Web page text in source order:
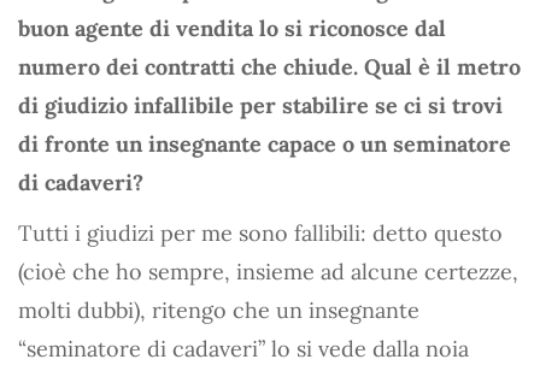
buon agente di vendita lo si riconosce dal
numero dei contratti che chiude. Qual è il metro
di giudizio infallibile per stabilire se ci si trovi
di fronte un insegnante capace o un seminatore
di cadaveri?
Tutti i giudizi per me sono fallibili: detto questo
(cioè che ho sempre, insieme ad alcune certezze,
molti dubbi), ritengo che un insegnante
“seminatore di cadaveri” lo si vede dalla noia